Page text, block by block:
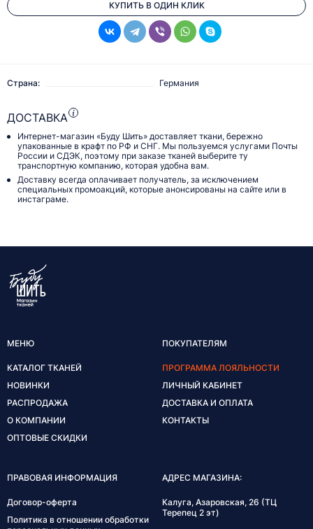
КУПИТЬ В ОДИН КЛИК
Страна: Германия
ДОСТАВКА
Интернет-магазин «Буду Шить» доставляет ткани, бережно
упакованные в крафт по РФ и СНГ. Мы пользуемся услугами Почты
России и СДЭК, поэтому при заказе тканей выберите ту
транспортную компанию, которая удобна вам.
Доставку всегда оплачивает получатель, за исключением
специальных промоакций, которые анонсированы на сайте или в
инстаграме.
МЕНЮ
КАТАЛОГ ТКАНЕЙ
НОВИНКИ
РАСПРОДАЖА
О КОМПАНИИ
ОПТОВЫЕ СКИДКИ
ПОКУПАТЕЛЯМ
ПРОГРАММА ЛОЯЛЬНОСТИ
ЛИЧНЫЙ КАБИНЕТ
ДОСТАВКА И ОПЛАТА
КОНТАКТЫ
ПРАВОВАЯ ИНФОРМАЦИЯ
Договор-оферта
Политика в отношении обработки
АДРЕС МАГАЗИНА:
Калуга, Азаровская, 26 (ТЦ
Терепец 2 эт)